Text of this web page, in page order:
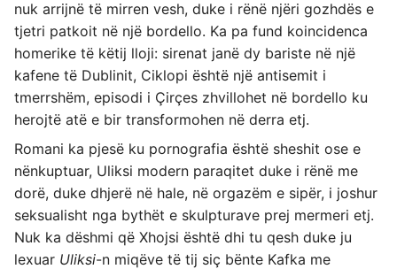
nuk arrijnë të mirren vesh, duke i rënë njëri gozhdës e
tjetri patkoit në një bordello. Ka pa fund koincidenca
homerike të këtij lloji: sirenat janë dy bariste në një
kafene të Dublinit, Ciklopi është një antisemit i
tmerrshëm, episodi i Çirçes zhvillohet në bordello ku
herojtë atë e bir transformohen në derra etj.
Romani ka pjesë ku pornografia është sheshit ose e
nënkuptuar, Uliksi modern paraqitet duke i rënë me
dorë, duke dhjerë në hale, në orgazëm e sipër, i joshur
seksualisht nga bythët e skulpturave prej mermeri etj.
Nuk ka dëshmi që Xhojsi është dhi tu qesh duke ju
lexuar Uliksi-n miqëve të tij siç bënte Kafka me